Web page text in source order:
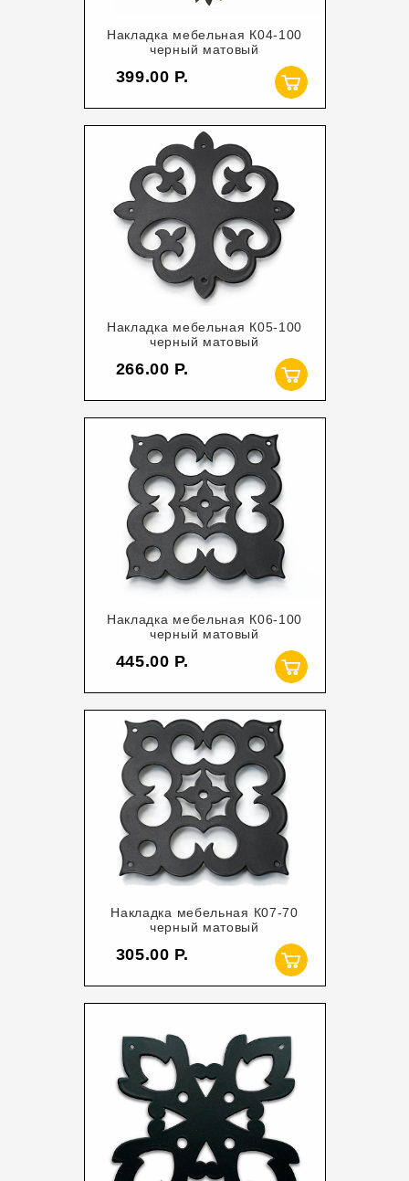
Накладка мебельная К04-100
черный матовый
399.00
Накладка мебельная К05-100
черный матовый
266.00
Накладка мебельная К06-100
черный матовый
445.00
Накладка мебельная К07-70
черный матовый
305.00